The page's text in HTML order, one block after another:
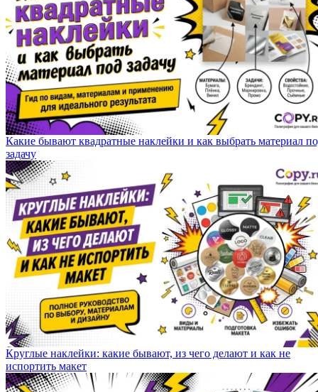
Какие бывают квадратные наклейки и как выбрать материал
задачу
Круглые наклейки: какие бывают, из чего делают и как не
испортить макет